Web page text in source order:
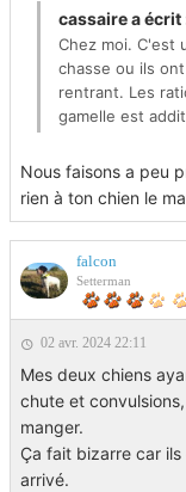
cassaire a écrit
Chez moi. C'est
chasse ou ils
rentrant. Les
gamelle est
Nous faisons a peu
rien à ton chien le
falcon
Setterman
02 avr. 2024 22:11
Mes deux chiens
chute et
manger.
Ça fait bizarre car
arrivé.